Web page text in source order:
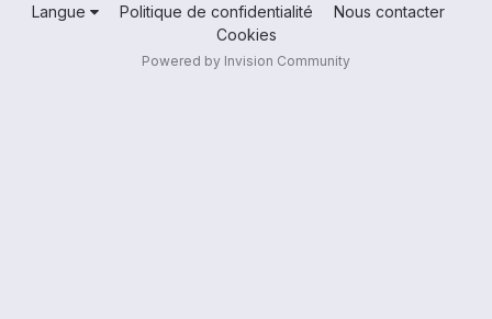
Langue Politique de confidentialité
Nous contacter
Cookies
Powered by Invision Community